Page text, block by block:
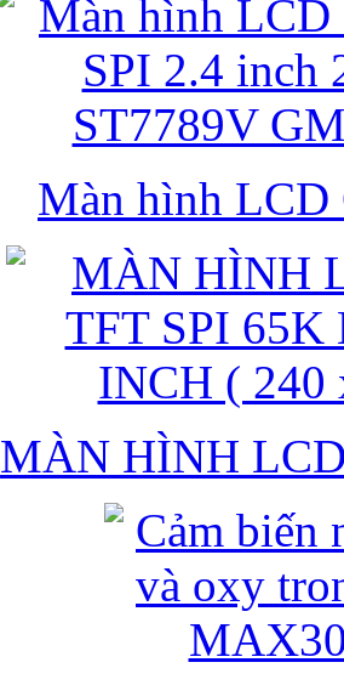
Màn hình LCD
MÀN HÌNH